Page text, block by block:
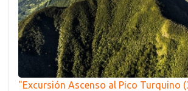
"Excursión Ascenso al Pico Turquino